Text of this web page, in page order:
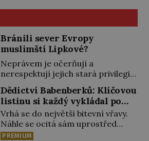
Bránili sever Evropy
muslimští Lipkové?
Neprávem je očerňují a
nerespektují jejich stará privilegia.
A hlavně jim přestali vyplácet
dohodnutý žold! Lipkové proti
těmto „podrazům“ hlasitě
protestují, jenže spravedlnosti
nedosáhnou. Proto se rozhodnou
vypovědět polské koruně
Dědictví Babenberků: Klíčovou
listinu si každý vykládal po
svém
Vrhá se do největší bitevní vřavy.
Náhle se ocitá sám uprostřed
nepřátel. Nikdo z jeho věrných si
PREMIUM